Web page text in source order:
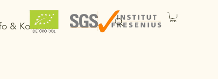
& Kontakt